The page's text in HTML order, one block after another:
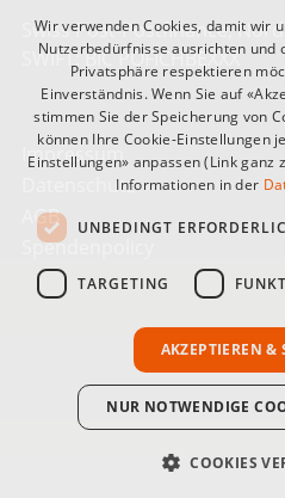
Swiss Post-Postfinance,
SWIFT: BIC POFICHBEXXX
Impressum
Datenschutz
AGB
Spendenpolicy
Wir verwenden Cookies, damit wir
Nutzerbedürfnisse ausrichten und
Privatsphäre respektieren
Einverständnis. Wenn Sie auf
stimmen Sie der Speicherung von
können Ihre Cookie-Einstellungen
Einstellungen» anpassen (Link
Informationen in der
UNBEDINGT
TARGETING
AKZEPTIEREN &
NUR NOTWENDIGE
COOKIES